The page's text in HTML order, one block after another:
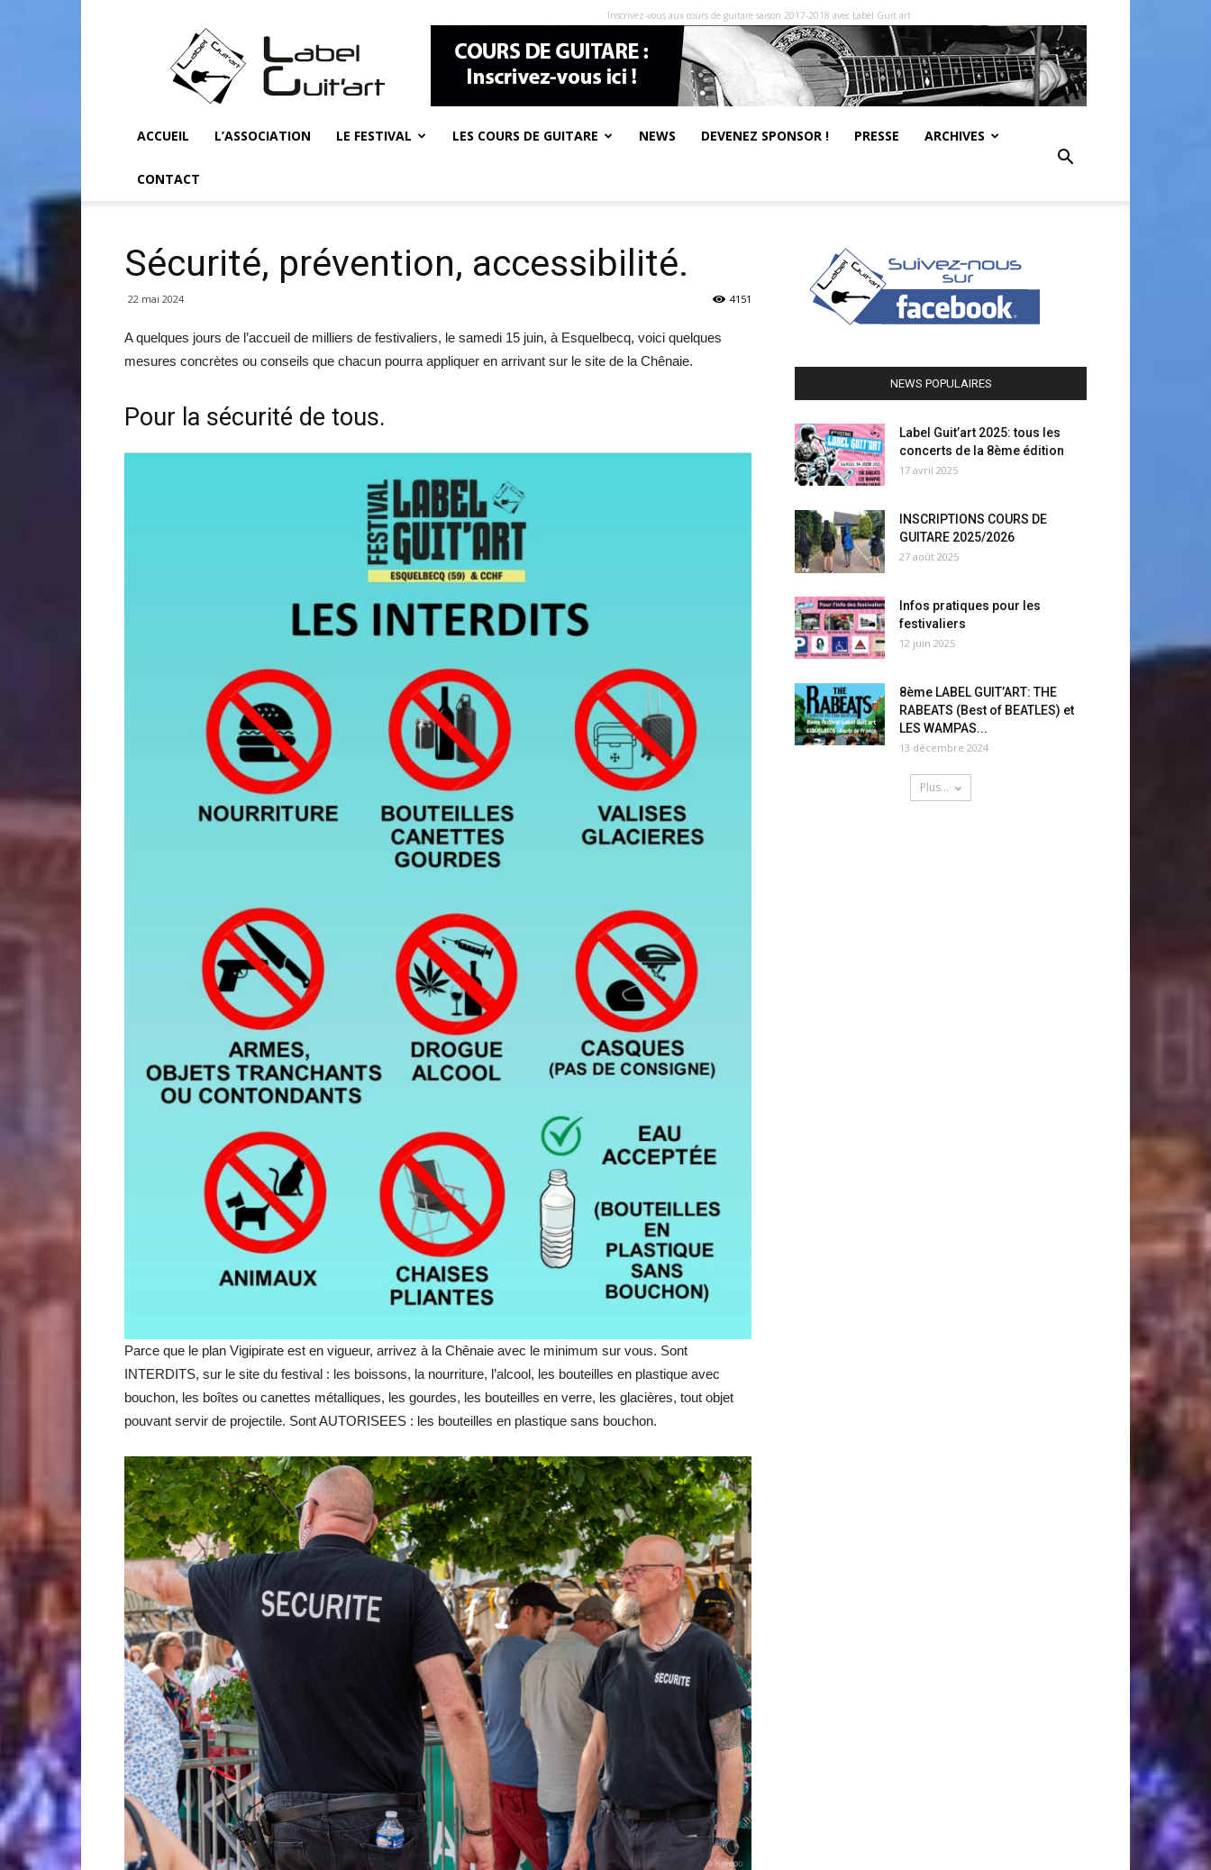
Label
Guit'art
Inscrivez-vous aux cours de guitare saison 2017-2018 avec Label Guit art
ACCUEIL L’ASSOCIATION LE FESTIVAL LES COURS DE GUITARE NEWS DEVENEZ SPONSOR ! PRESSE ARCHIVES
CONTACT
Sécurité, prévention, accessibilité.
22 mai 2024 4151
A quelques jours de l’accueil de milliers de festivaliers, le samedi 15 juin, à Esquelbecq, voici quelques
mesures concrètes ou conseils que chacun pourra appliquer en arrivant sur le site de la Chênaie.
Pour la sécurité de tous.
Parce que le plan Vigipirate est en vigueur, arrivez à la Chênaie avec le minimum sur vous. Sont
INTERDITS, sur le site du festival : les boissons, la nourriture, l’alcool, les bouteilles en plastique avec
bouchon, les boîtes ou canettes métalliques, les gourdes, les bouteilles en verre, les glacières, tout objet
pouvant servir de projectile. Sont AUTORISEES : les bouteilles en plastique sans bouchon.
NEWS POPULAIRES
Label Guit’art 2025: tous les
concerts de la 8ème édition
17 avril 2025
INSCRIPTIONS COURS DE
GUITARE 2025/2026
27 août 2025
Infos pratiques pour les
festivaliers
12 juin 2025
8ème LABEL GUIT’ART: THE
RABEATS (Best of BEATLES) et
LES WAMPAS...
13 décembre 2024
Plus...